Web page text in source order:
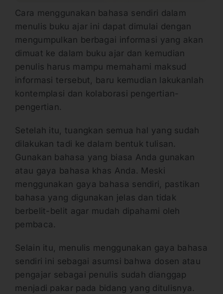
Cara menggunakan bahasa sendiri dalam
menulis buku ajar ini dapat dimulai dengan
mengumpulkan berbagai informasi yang akan
dimuat ke dalam buku ajar dan kemudian
penulis harus mampu memahami maksud
informasi tersebut, baru kemudian lakukanlah
kontemplasi dan kolaborasi pengertian-
pengertian.
Setelah itu, tuangkan semua hal yang sudah
dilakukan tadi ke dalam bentuk tulisan.
Gunakan bahasa yang biasa Anda gunakan
atau gaya bahasa khas Anda. Meski
menggunakan gaya bahasa sendiri, pastikan
bahasa yang digunakan jelas dan tidak
berbelit-belit agar mudah dipahami oleh
pembaca.
Selain itu, menulis menggunakan gaya bahasa
sendiri ini sebagai asumsi bahwa dosen atau
pengajar sebagai penulis sudah dianggap
menjadi pakar pada bidang yang ditulisnya.